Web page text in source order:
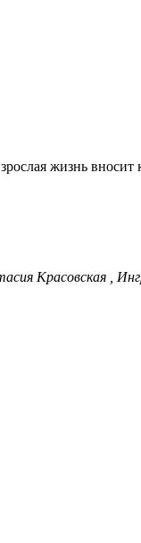
жизнь
Красовская ,